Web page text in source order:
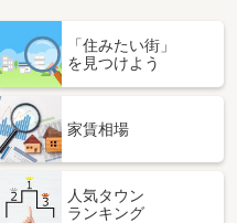
「住みたい街」
を見つけよう
家賃相場
人気タウン
ランキング